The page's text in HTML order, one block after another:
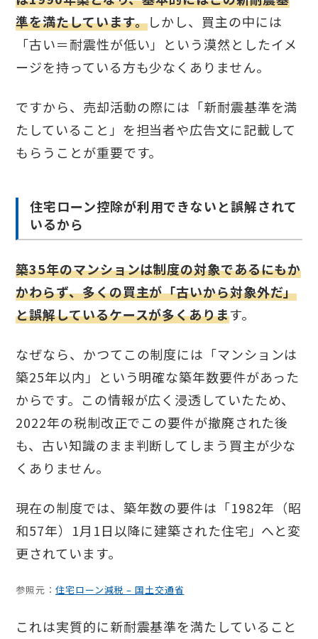
準を満たしています。しかし、買主の中には
「古い＝耐震性が低い」という漠然としたイメ
ージを持っている方も少なくありません。
ですから、売却活動の際には「新耐震基準を満
たしていること」を担当者や広告文に記載して
もらうことが重要です。
住宅ローン控除が利用できないと誤解されて
いるから
築35年のマンションは制度の対象であるにもか
かわらず、多くの買主が「古いから対象外だ」
と誤解しているケースが多くあります。
なぜなら、かつてこの制度には「マンションは
築25年以内」という明確な築年数要件があった
からです。この情報が広く浸透していたため、
2022年の税制改正でこの要件が撤廃された後
も、古い知識のまま判断してしまう買主が少な
くありません。
現在の制度では、築年数の要件は「1982年（昭
和57年）1月1日以降に建築された住宅」へと変
更されています。
参照元：住宅ローン減税 – 国土交通省
これは実質的に新耐震基準を満たしていること